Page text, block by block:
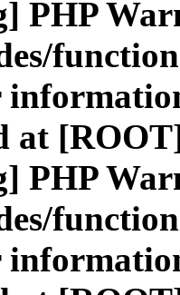
PHP
at
PHP